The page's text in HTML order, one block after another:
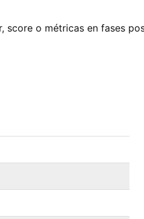
score o métricas en fases